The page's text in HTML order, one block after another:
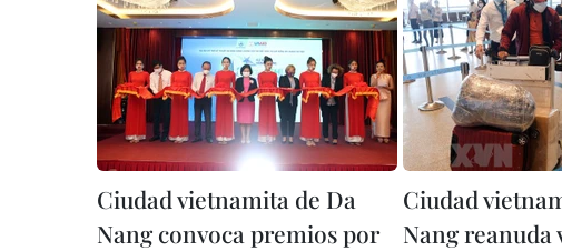
Ciudad vietnamita de Da
Nang convoca premios por
Ciudad
Nang reanuda